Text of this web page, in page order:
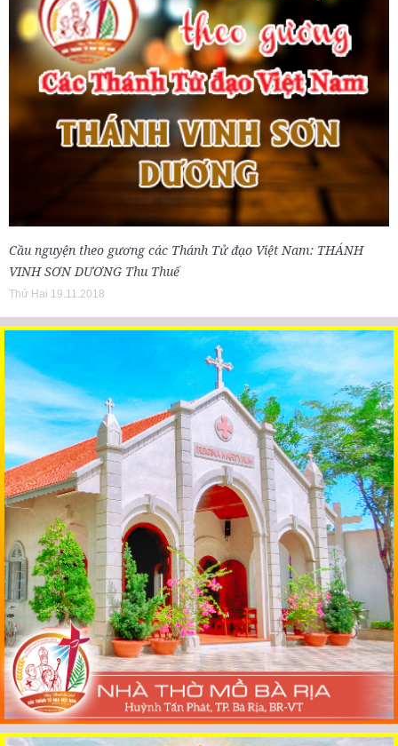
Cầu nguyện theo gương các Thánh Tử đạo Việt Nam: THÁNH
VINH SƠN DƯƠNG Thu Thuế
Thứ Hai 19.11.2018